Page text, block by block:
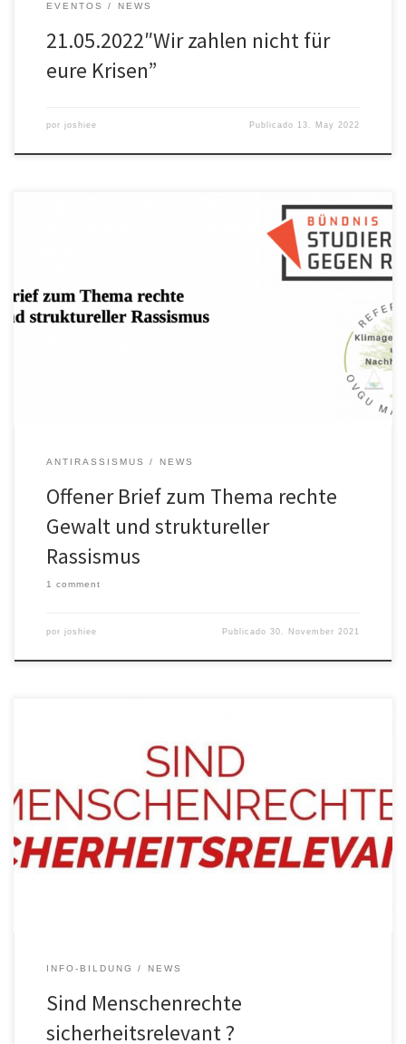
EVENTOS NEWS
21.05.2022″Wir zahlen nicht für
eure Krisen”
por joshiee Publicado 13. May 2022
Sehr geehrtes Rektorat der Otto-von-Guericke-Universität
Magdeburg, wiederholt kommt es in Magdeburg zu rassistischen
Gewalttaten und Diskriminierungen, auch gegenüber
Studierenden der OVGU. So auch wieder geschehen zu Beginn
dieses Semesters: Ein Studierender im 1.Semester, der sich im
Referat für Klimagerechtigkeit engagieren wollte, wurde auf dem
ANTIRASSISMUS NEWS
Offener Brief zum Thema rechte
Gewalt und struktureller
Rassismus
1 comment
por joshiee Publicado30. November 2021
Knapp drei Monate nach der Veröffentlichung der FRONTEX FILES
hat sich die öffentliche Empörung über die Teilnahme von OVGU-
Mitarbeiter:innen an einer Konferenz der europäischen
Grenzschutzagentur Frontex wieder weitestgehend gelichtet. Die
OVGU hat diesbezüglich eine Pressemitteilung zu „Ethik in
Sicherheitsrelevanter Forschung“ veröffentlicht. Außerdem wurde
von den Studierenden der OVGU eine „AG-Ethik“ […]
INFO-BILDUNG NEWS
Sind Menschenrechte
sicherheitsrelevant ?